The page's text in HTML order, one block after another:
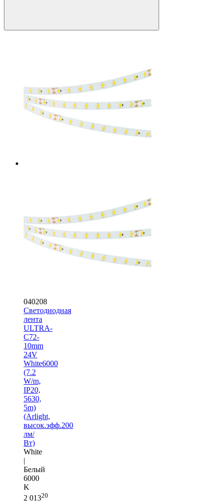
040208
Светодиодная
лента
ULTRA-
C72-
10mm
24V
White6000
(7.2
W/m,
IP20,
5630,
5m)
(Arlight,
высок.эфф.200
лм/
Вт)
White
|
Белый
6000
K
2 01320